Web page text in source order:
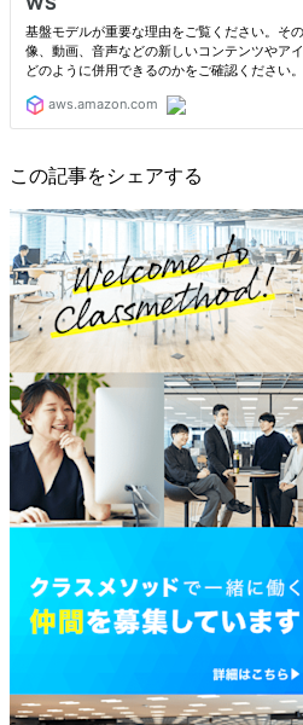
この記事をシェアする